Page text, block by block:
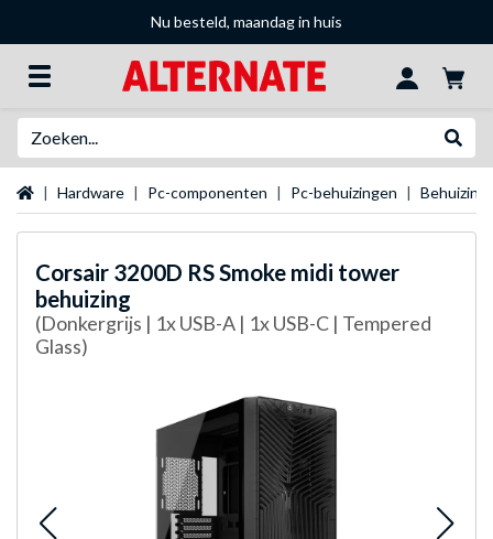
Nu besteld, maandag in huis
Startpagina
Hardware Pc-componenten Pc-behuizingen
Corsair 3200D RS Smoke midi tower
behuizing
(Donkergrijs | 1x USB-A | 1x USB-C | Tempered
Glass)